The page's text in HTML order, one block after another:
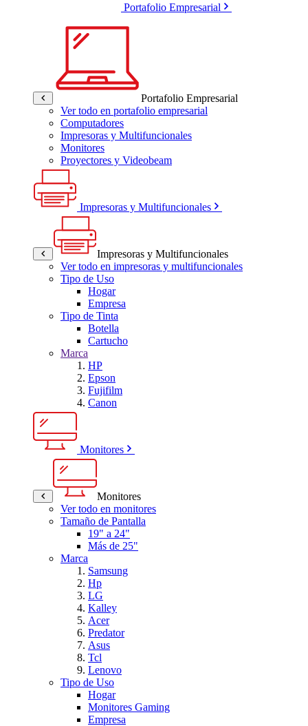
Portafolio Empresarial
Portafolio Empresarial
Ver todo en portafolio empresarial
Computadores
Impresoras y Multifuncionales
Monitores
Proyectores y Videobeam
Impresoras y Multifuncionales
Impresoras y Multifuncionales
Ver todo en impresoras y multifuncionales
Tipo de Uso
Hogar
Empresa
Tipo de Tinta
Botella
Cartucho
Marca
HP
Epson
Fujifilm
Canon
Monitores
Monitores
Ver todo en monitores
Tamaño de Pantalla
19" a 24"
Más de 25"
Marca
Samsung
Hp
LG
Kalley
Acer
Predator
Asus
Tcl
Lenovo
Tipo de Uso
Hogar
Monitores Gaming
Empresa